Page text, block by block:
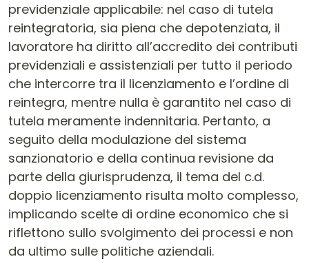
previdenziale applicabile: nel caso di tutela
reintegratoria, sia piena che depotenziata, il
lavoratore ha diritto all’accredito dei contributi
previdenziali e assistenziali per tutto il periodo
che intercorre tra il licenziamento e l’ordine di
reintegra, mentre nulla è garantito nel caso di
tutela meramente indennitaria. Pertanto, a
seguito della modulazione del sistema
sanzionatorio e della continua revisione da
parte della giurisprudenza, il tema del c.d.
doppio licenziamento risulta molto complesso,
implicando scelte di ordine economico che si
riflettono sullo svolgimento dei processi e non
da ultimo sulle politiche aziendali.